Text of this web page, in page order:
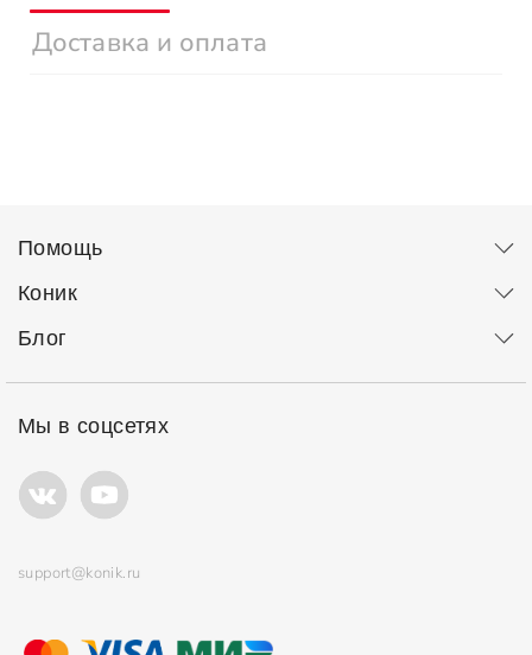
Доставка и оплата
Помощь
Коник
Блог
Мы в соцсетях
support@konik.ru